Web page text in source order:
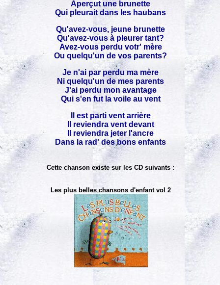
Aperçut une brunette
Qui pleurait dans les haubans
Qu'avez-vous, jeune brunette
Qu'avez-vous à pleurer tant?
Avez-vous perdu votr' mère
Ou quelqu'un de vos parents?
Je n'ai par perdu ma mère
Ni quelqu'un de mes parents
J'ai perdu mon avantage
Qui s'en fut la voile au vent
Il est parti vent arrière
Il reviendra vent devant
Il reviendra jeter l'ancre
Dans la rad' des bons enfants
Cette chanson existe sur les CD suivants :
Les plus belles chansons d'enfant vol 2